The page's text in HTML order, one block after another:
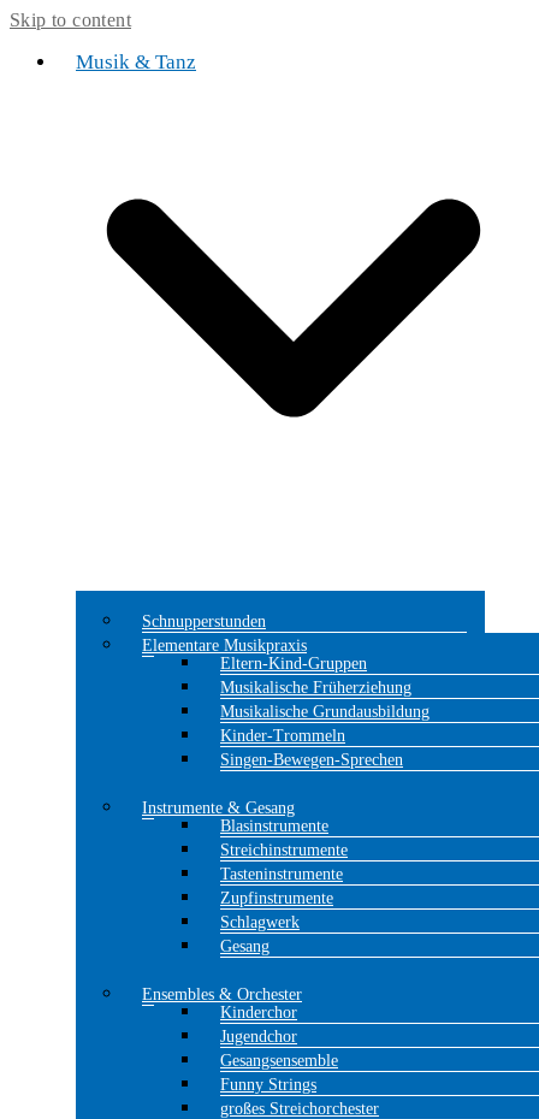
Skip to content
Musik & Tanz
Schnupperstunden
Elementare Musikpraxis
Eltern-Kind-Gruppen
Musikalische Früherziehung
Musikalische Grundausbildung
Kinder-Trommeln
Singen-Bewegen-Sprechen
Instrumente & Gesang
Blasinstrumente
Streichinstrumente
Tasteninstrumente
Zupfinstrumente
Schlagwerk
Gesang
Ensembles & Orchester
Kinderchor
Jugendchor
Gesangsensemble
Funny Strings
großes Streichorchester